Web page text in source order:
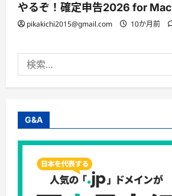
やるぞ！確定申告2026 for Mac
pikakichi2015@gmail.com 10か月前
索:
G&A